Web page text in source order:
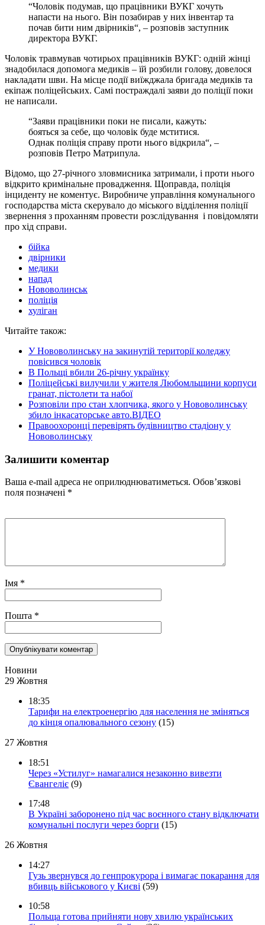
“Чоловік подумав, що працівники ВУКГ хочуть
напасти на нього. Він позабирав у них інвентар та
почав бити ним двірників“, – розповів заступник
директора ВУКГ.
Чоловік травмував чотирьох працівників ВУКГ: одній жінці
знадобилася допомога медиків – їй розбили голову, довелося
накладати шви. На місце події виїжджала бригада медиків та
екіпаж поліцейських. Самі постраждалі заяви до поліції поки
не написали.
“Заяви працівники поки не писали, кажуть:
бояться за себе, що чоловік буде мститися.
Однак поліція справу проти нього відкрила“, –
розповів Петро Матрипула.
Відомо, що 27-річного зловмисника затримали, і проти нього
відкрито кримінальне провадження. Щоправда, поліція
інциденту не коментує. Виробниче управління комунального
господарства міста скерувало до міського відділення поліції
звернення з проханням провести розслідування і повідомляти
про хід справи.
бійка
двірники
медики
напад
Нововолинськ
поліція
хуліган
Читайте також:
У Нововолинську на закинутій території коледжу
повісився чоловік
В Польщі вбили 26-річну українку
Поліцейські вилучили у жителя Любомльщини корпуси
гранат, пістолети та набої
Розповіли про стан хлопчика, якого у Нововолинську
збило інкасаторське авто.ВІДЕО
Правоохоронці перевірять будівництво стадіону у
Нововолинську
Залишити коментар
Ваша e-mail адреса не оприлюднюватиметься. Обов’язкові
поля позначені *
Імя *
Пошта *
Новини
29 Жовтня
18:35
Тарифи на електроенергію для населення не зміняться
до кінця опалювального сезону (15)
27 Жовтня
18:51
Через «Устилуг» намагалися незаконно вивезти
Євангеліє (9)
17:48
В Україні заборонено під час воєнного стану відключати
комунальні послуги через борги (15)
26 Жовтня
14:27
Гузь звернувся до генпрокурора і вимагає покарання для
вбивць військового у Києві (59)
10:58
Польща готова прийняти нову хвилю українських